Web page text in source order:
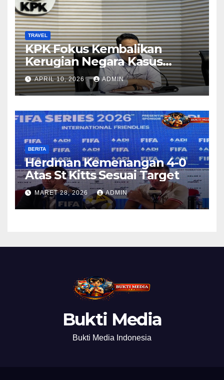
TRAVEL
KPK Fokus Kembalikan
Kerugian Negara Kasus
Korupsi Kuota Haji Lewat
Pemeriksaan Travel Agent
APRIL 10, 2026 ADMIN
BERITA
Herdman Kemenangan 4-0
Atas St Kitts Sesuai Target
MARET 28, 2026 ADMIN
Bukti Media
Bukti Media Indonesia